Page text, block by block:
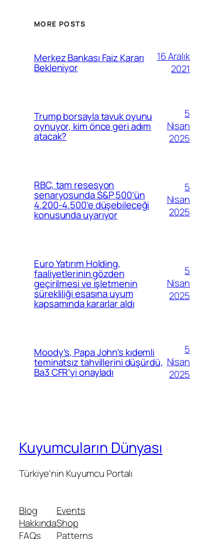
MORE POSTS
Merkez Bankası Faiz Kararı
Bekleniyor
16 Aralık
2021
Trump borsayla tavuk oyunu
oynuyor, kim önce geri adım
atacak?
5
Nisan
2025
RBC, tam resesyon
senaryosunda S&P 500’ün
4.200-4.500’e düşebileceği
konusunda uyarıyor
5
Nisan
2025
Euro Yatırım Holding,
faaliyetlerinin gözden
geçirilmesi ve işletmenin
sürekliliği esasına uyum
kapsamında kararlar aldı
5
Nisan
2025
Moody’s, Papa John’s kıdemli
teminatsız tahvillerini düşürdü,
Ba3 CFR’yi onayladı
5
Nisan
2025
Kuyumcuların Dünyası
Türkiye'nin Kuyumcu Portalı
Blog
Hakkında
FAQs
Events
Shop
Patterns